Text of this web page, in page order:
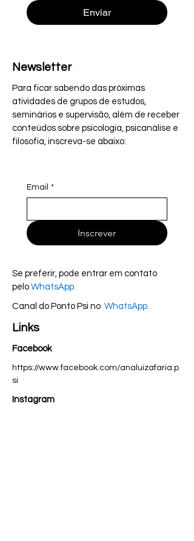
Enviar
Newsletter
Para ficar sabendo das próximas
atividades de grupos de estudos,
seminários e supervisão, além de receber
conteúdos sobre psicologia, psicanálise e
filosofia, inscreva-se abaixo:
Email *
Inscrever
Se preferir, pode entrar em contato
pelo WhatsApp.
Canal do Ponto Psi no WhatsApp.
Links
Facebook
https://www.facebook.com/analuizafaria.p
si
Instagram